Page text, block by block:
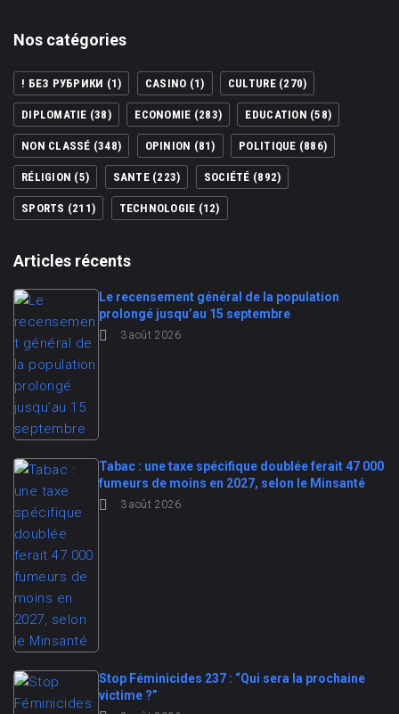
Nos catégories
! БЕЗ РУБРИКИ (1) CASINO (1) CULTURE(270)
DIPLOMATIE (38) ECONOMIE (283) EDUCATION (58)
NON CLASSÉ (348) OPINION (81) POLITIQUE (886)
RÉLIGION (5) SANTE(223) SOCIÉTÉ (892)
SPORTS (211) TECHNOLOGIE (12)
Articles récents
Le recensement général de la population
prolongé jusqu’au 15 septembre
3 août 2026
Tabac : une taxe spécifique doublée ferait 47 000
fumeurs de moins en 2027, selon le Minsanté
3 août 2026
Stop Féminicides 237 : “Qui sera la prochaine
victime ?”